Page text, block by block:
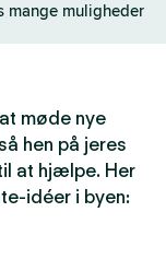
mange muligheder
møde nye
hen på jeres
at hjælpe. Her
idéer i byen: